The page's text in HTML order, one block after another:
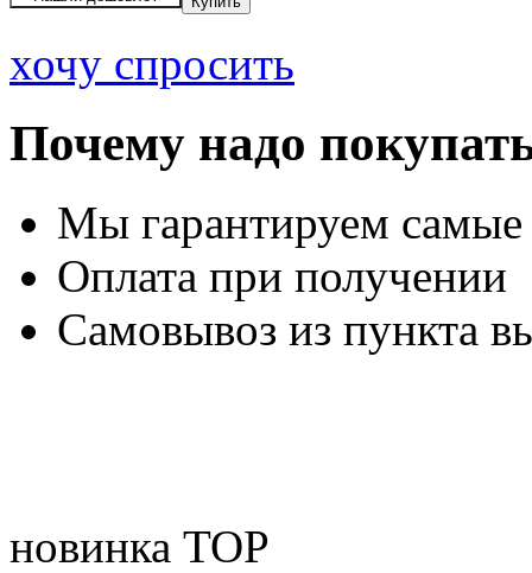
хочу спросить
Почему надо
Мы гарантируем
Оплата при получении
Самовывоз из пункта
новинка TOP